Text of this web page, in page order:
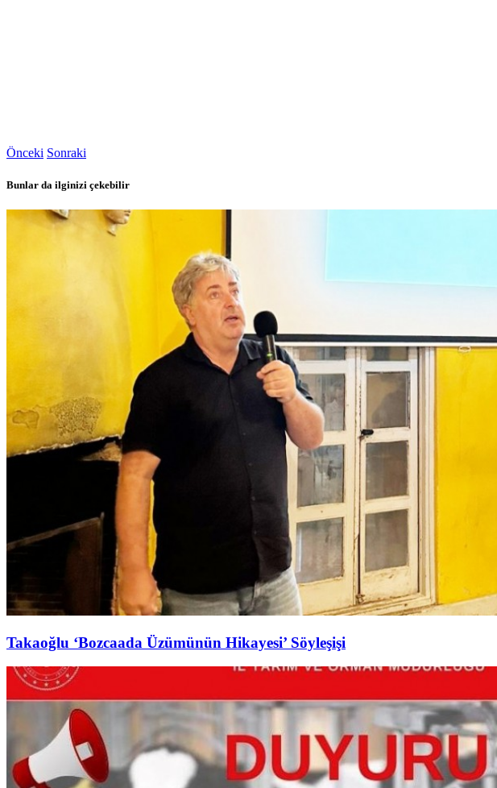
Önceki Sonraki
Bunlar da ilginizi çekebilir
Takaoğlu ‘Bozcaada Üzümünün Hikayesi’ Söyleşişi